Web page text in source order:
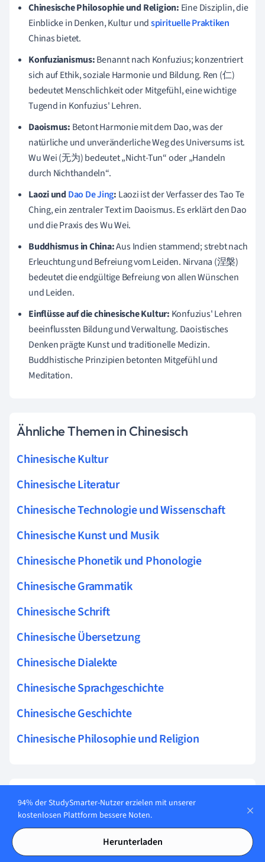
Chinesische Philosophie und Religion: Eine Disziplin, die
Einblicke in Denken, Kultur undspirituelle Praktiken
Chinas bietet.
Konfuzianismus:Benannt nach Konfuzius; konzentriert
sich auf Ethik, soziale Harmonie und Bildung. Ren (仁)
bedeutet Menschlichkeit oder Mitgefühl, eine wichtige
Tugend in Konfuzius' Lehren.
Daoismus: Betont Harmonie mit dem Dao, was der
natürliche und unveränderliche Weg des Universums ist.
Wu Wei (无为) bedeutet „Nicht-Tun“ oder „Handeln
durch Nichthandeln“.
Laozi undDao De Jing: Laozi ist der Verfasser des Tao Te
Ching, ein zentraler Text im Daoismus. Es erklärt den Dao
und die Praxis des Wu Wei.
Buddhismus in China:Aus Indien stammend; strebt nach
Erleuchtung und Befreiung vom Leiden. Nirvana (涅槃)
bedeutet die endgültige Befreiung von allen Wünschen
und Leiden.
Einflüsse auf die chinesische Kultur: Konfuzius' Lehren
beeinflussten Bildung und Verwaltung. Daoistisches
Denken prägte Kunst und traditionelle Medizin.
Buddhistische Prinzipien betonten Mitgefühl und
Meditation.
Ähnliche Themen in Chinesisch
Chinesische Kultur
Chinesische Literatur
Chinesische Technologie und Wissenschaft
Chinesische Kunst und Musik
Chinesische Phonetik und Phonologie
Chinesische Grammatik
Chinesische Schrift
Chinesische Übersetzung
Chinesische Dialekte
Chinesische Sprachgeschichte
Chinesische Geschichte
Chinesische Philosophie und Religion
Verwandte Themen zu Chinesische
Philosophie und Religion
94% der StudySmarter-Nutzer erzielen mit unserer
kostenlosen Plattform bessere Noten.
Herunterladen